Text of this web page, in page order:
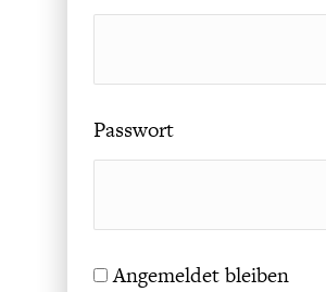
GLOBALISIERUNG
Passwort
Angemeldet bleiben